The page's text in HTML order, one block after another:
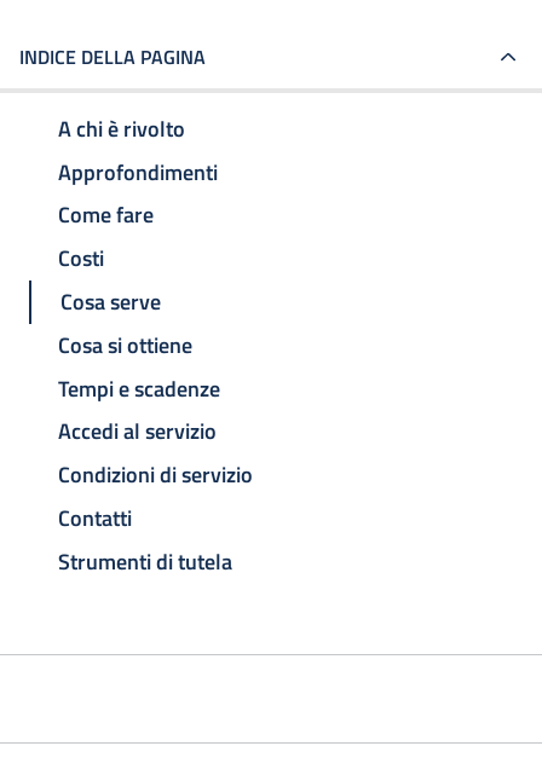
INDICE DELLA PAGINA
A chi è rivolto
Approfondimenti
Come fare
Costi
Cosa serve
Cosa si ottiene
Tempi e scadenze
Accedi al servizio
Condizioni di servizio
Contatti
Strumenti di tutela